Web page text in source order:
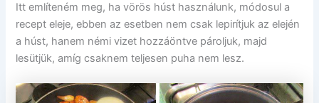
Itt említeném meg, ha vörös húst használunk, módosul a
recept eleje, ebben az esetben nem csak lepirítjuk az elején
a húst, hanem némi vizet hozzáöntve pároljuk, majd
lesütjük, amíg csaknem teljesen puha nem lesz.